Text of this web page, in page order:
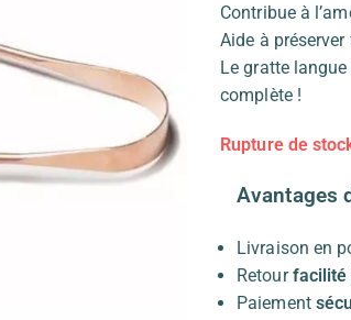
Contribue à
Aide à
Le gratte
complète !
Rupture de
Avantages
Livraison en
Retourfacilité
Paiement